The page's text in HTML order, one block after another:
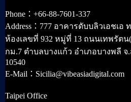
Phone：+66-88-7601-337
Address：777 อาคารดับบลิวเอชเอ
ห้องเลขที่ 932 หมู่ที่ 13 ถนนเทพรัตน
กม.7 ตำบลบางแก้ว อำเภอบางพลี
10540
E-Mail：Sicilia@vibeasiadigital.com
Taipei Office